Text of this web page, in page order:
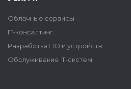
Облачные сервисы
IT-консалтинг
Разработка ПО и устройств
Обслуживание IT-систем